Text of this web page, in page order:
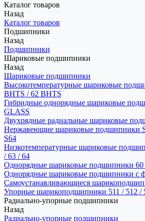
Каталог товаров
Назад
Каталог товаров
Подшипники
Назад
Подшипники
Шариковые подшипники
Назад
Шариковые подшипники
Высокотемпературные шариковые
BHTS / 62 BHTS
Гибридные однорядные шариковые
GLASS
Двухрядные радиальные шариковые
Нержавеющие шариковые подшипники
S64
Низкотемпературные шариковые
/ 63 / 64
Однорядные шариковые подшипники 60
Однорядные шариковые подшипники с
Самоустанавливающиеся
Упорные шарикоподшипники 511 / 512 /
Радиально-упорные подшипники
Назад
Радиально-упорные подшипники